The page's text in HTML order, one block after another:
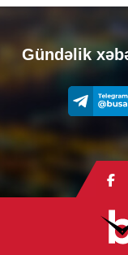
Gündəlik